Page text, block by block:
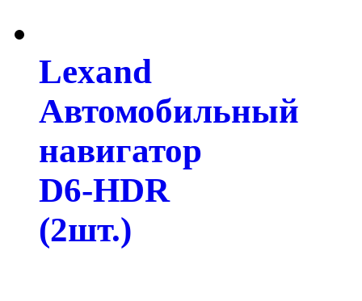
Lexand
Автомобильный
навигатор
D6-HDR
(2шт.)